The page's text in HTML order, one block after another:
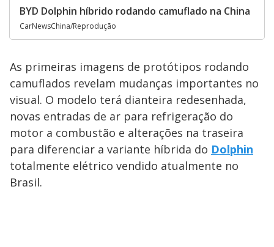
BYD Dolphin híbrido rodando camuflado na China
CarNewsChina/Reprodução
As primeiras imagens de protótipos rodando
camuflados revelam mudanças importantes no
visual. O modelo terá dianteira redesenhada,
novas entradas de ar para refrigeração do
motor a combustão e alterações na traseira
para diferenciar a variante híbrida do Dolphin
totalmente elétrico vendido atualmente no
Brasil.